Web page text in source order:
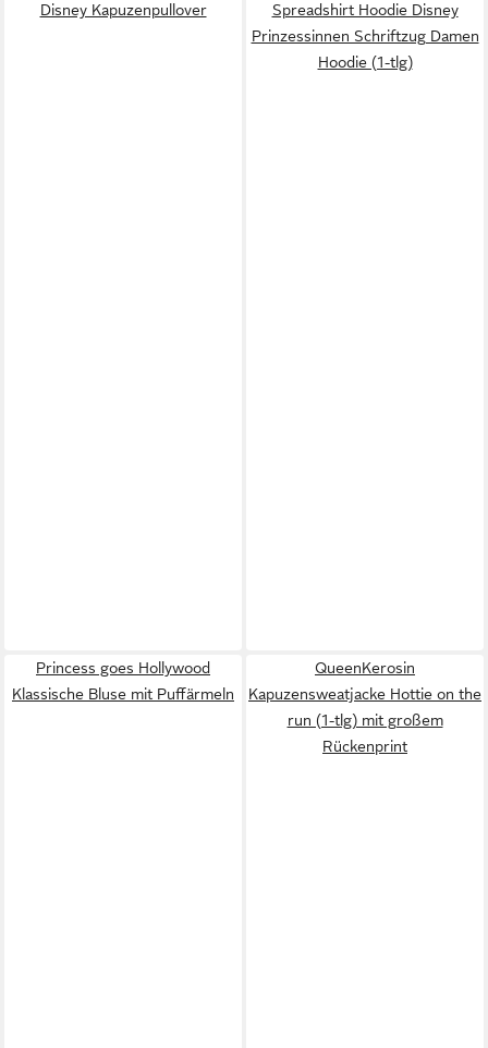
Disney Kapuzenpullover
Spreadshirt Hoodie Disney
Prinzessinnen Schriftzug Damen
Hoodie (1-tlg)
Princess goes Hollywood
Klassische Bluse mit Puffärmeln
QueenKerosin
Kapuzensweatjacke Hottie on the
run (1-tlg) mit großem
Rückenprint